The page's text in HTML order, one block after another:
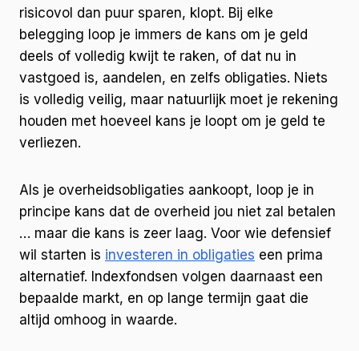
risicovol dan puur sparen, klopt. Bij elke
belegging loop je immers de kans om je geld
deels of volledig kwijt te raken, of dat nu in
vastgoed is, aandelen, en zelfs obligaties. Niets
is volledig veilig, maar natuurlijk moet je rekening
houden met hoeveel kans je loopt om je geld te
verliezen.
Als je overheidsobligaties aankoopt, loop je in
principe kans dat de overheid jou niet zal betalen
… maar die kans is zeer laag. Voor wie defensief
wil starten is investeren in obligaties een prima
alternatief. Indexfondsen volgen daarnaast een
bepaalde markt, en op lange termijn gaat die
altijd omhoog in waarde.